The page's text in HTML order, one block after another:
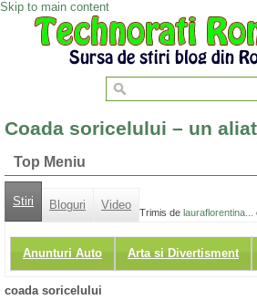
Skip to main content
Coada soricelului – un
Top Meniu
Stiri Bloguri Video
Anunturi Auto Arta si Divertisment
Trimis de lauraflorentina...
coada soricelului